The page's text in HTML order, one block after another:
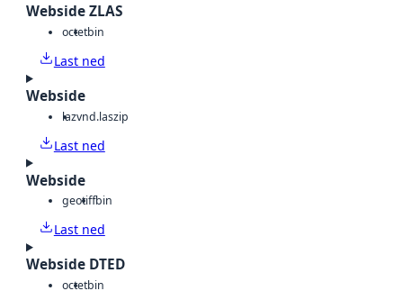
Webside ZLAS
octetbin
Last ned
Webside
lazvnd.laszip
Last ned
Webside
geotiffbin
Last ned
Webside DTED
octetbin